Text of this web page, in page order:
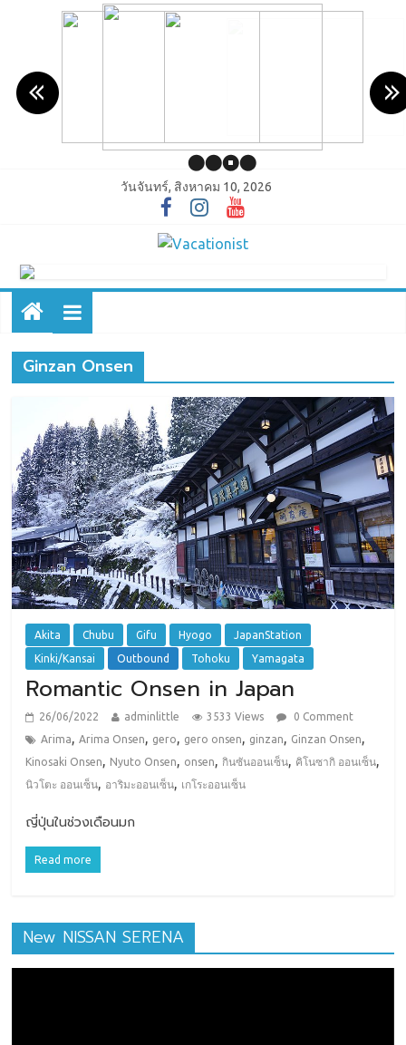
วันจันทร์, สิงหาคม 10, 2026
Ginzan Onsen
Akita Chubu Gifu Hyogo
JapanStation
Kinki/Kansai
Outbound Tohoku Yamagata
Romantic Onsen in Japan
26/06/2022 adminlittle 3533 Views
0 Comment
Arima,Arima Onsen, gero, gero onsen, ginzan, Ginzan Onsen,
Kinosaki Onsen, Nyuto Onsen, onsen,กินซันออนเซ็น, คิโนซากิ ออนเซ็น,
นิวโตะ ออนเซ็น, อาริมะออนเซ็น, เกโระออนเซ็น
ญี่ปุ่นในช่วงเดือนมก
Read more
New NISSAN SERENA